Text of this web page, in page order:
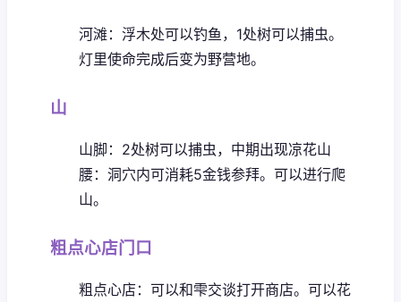
河滩：浮木处可以钓鱼，1处树可以捕虫。
灯里使命完成后变为野营地。
山
山脚：2处树可以捕虫，中期出现凉花山
腰：洞穴内可消耗5金钱参拜。可以进行爬
山。
粗点心店门口
粗点心店：可以和雫交谈打开商店。可以花